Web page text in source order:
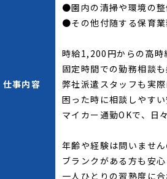
仕事内容
●園内の清掃や環境の整
●その他付随する保育業
時給1,200円からの高時
固定時間での勤務相談
弊社派遣スタッフも実
困った時に相談しやす
マイカー通勤OKで、日
年齢や経験は問いません
ブランクがある方も安
一人ひとりの習熟度に